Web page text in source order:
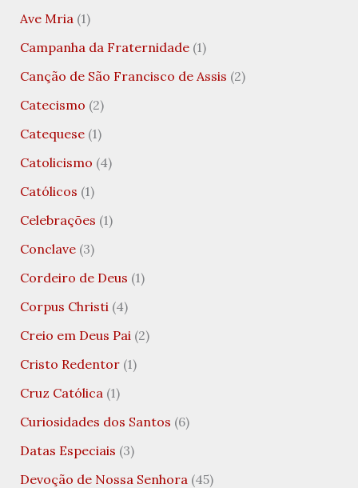
Ave Mria (1)
Campanha da Fraternidade(1)
Canção de São Francisco de Assis (2)
Catecismo (2)
Catequese(1)
Catolicismo (4)
Católicos (1)
Celebrações (1)
Conclave(3)
Cordeiro de Deus (1)
Corpus Christi (4)
Creio em Deus Pai (2)
Cristo Redentor(1)
Cruz Católica (1)
Curiosidades dos Santos (6)
Datas Especiais (3)
Devoção de Nossa Senhora (45)